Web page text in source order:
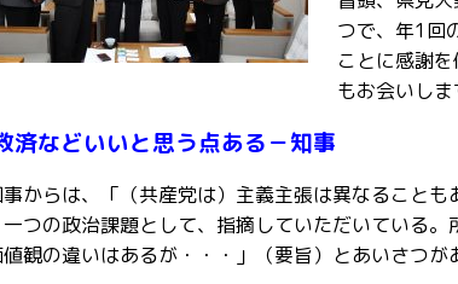
つで、年1回
ことに感謝
もお会いしま
済などいいと思う点ある－知事
事からは、「（共産党は）主義主張は異なること
つの政治課題として、指摘していただいている
観の違いはあるが・・・」（要旨）とあいさつが